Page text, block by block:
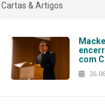
Cartas & Artigos
com